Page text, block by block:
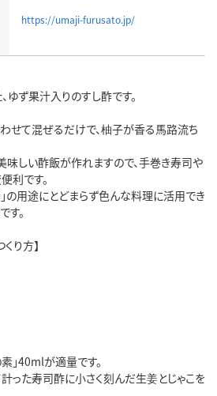
https://umaji-furusato.jp/
ゆず果汁入りのすし酢です。
せて混ぜるだけで、柚子が香る馬路流ち
味しい酢飯が作れますので、手巻き寿司や
利です。
の用途にとどまらず色んな料理に活用でき
す。
り方】
」40mlが適量です。
った寿司酢に小さく刻んだ生姜とじゃこを